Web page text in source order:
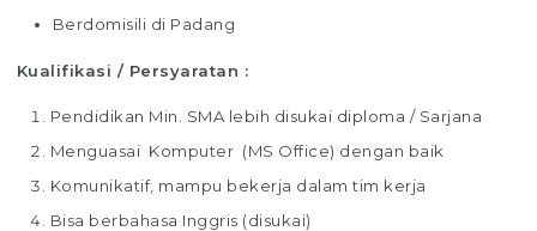
Berdomisili di Padang
Kualifikasi / Persyaratan :
Pendidikan Min. SMA lebih disukai diploma / Sarjana
Menguasai Komputer (MS Office) dengan baik
Komunikatif, mampu bekerja dalam tim kerja
Bisa berbahasa Inggris (disukai)